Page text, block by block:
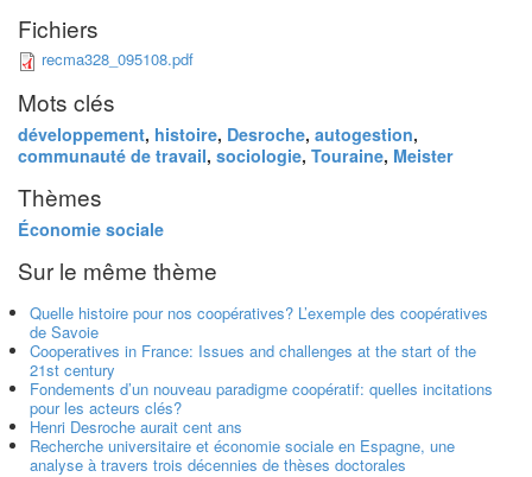
Fichiers
recma328_095108.pdf
Mots clés
développement, histoire, Desroche, autogestion,
communauté de travail, sociologie, Touraine, Meister
Thèmes
Économie sociale
Sur le même thème
Quelle histoire pour nos coopératives? L’exemple des coopératives
de Savoie
Cooperatives in France: Issues and challenges at the start of the
21st century
Fondements d’un nouveau paradigme coopératif: quelles incitations
pour les acteurs clés?
Henri Desroche aurait cent ans
Recherche universitaire et économie sociale en Espagne, une
analyse à travers trois décennies de thèses doctorales